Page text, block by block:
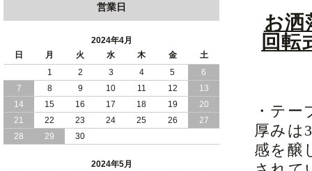
お洒
回転
・テ
厚みは
感を醸
タイリッシュ 国産 日本製 チェスト ベ
2024/02/02
日本製 引出し 収納 と 棚 コンセント が
付いた シンプル デザイン チェスト ベ
ッド
2024/01/24
シンプル スタイリッシュ 引出し 収納
モダンライト コンセント 付き 日本製
営業日
2024年4月
日
月 火 水 木 金
土
1
2 3 4 5
6
7
8 9 10 11 12
13
14
15 16 17 18 19
20
21
22 23 24 25 26
27
28
29 30
2024年5月